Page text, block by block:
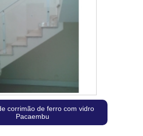
corrimão de ferro com vidro
Pacaembu